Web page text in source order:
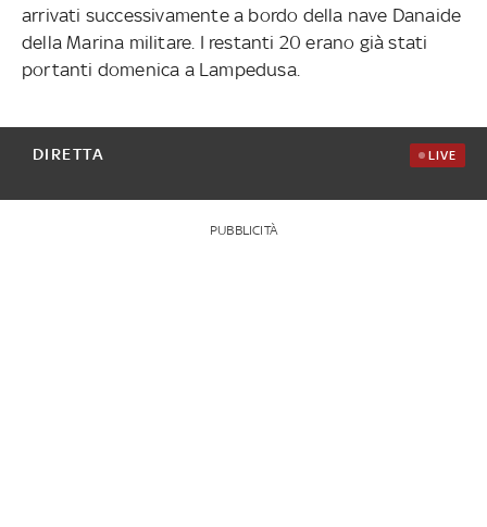
arrivati successivamente a bordo della nave Danaide
della Marina militare. I restanti 20 erano già stati
portanti domenica a Lampedusa.
DIRETTA LIVE
PUBBLICITÀ